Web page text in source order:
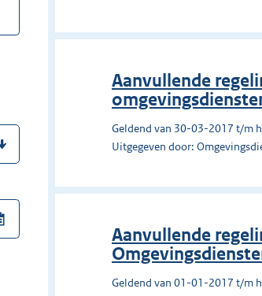
Aanvullende
Geldend van 30-03-2017 t/m
Uitgegeven door:
Aanvullende
Geldend van 01-01-2017 t/m